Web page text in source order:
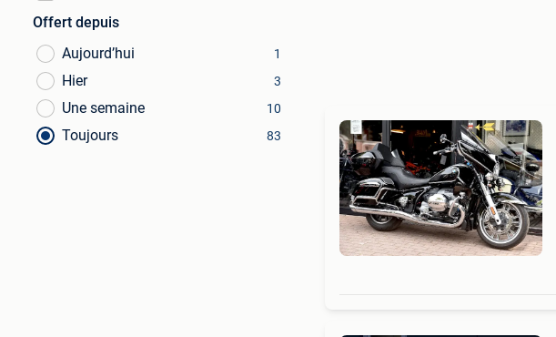
Offert depuis
Aujourd’hui
1
Hier 3
Une semaine 10
Toujours 83